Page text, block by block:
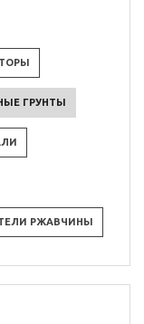
ГРУНТЫ
РЖАВЧИНЫ